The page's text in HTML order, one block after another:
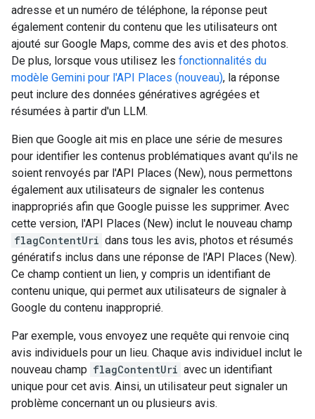
adresse et un numéro de téléphone, la réponse peut
également contenir du contenu que les utilisateurs ont
ajouté sur Google Maps, comme des avis et des photos.
De plus, lorsque vous utilisez les fonctionnalités du
modèle Gemini pour l'API Places (nouveau), la réponse
peut inclure des données génératives agrégées et
résumées à partir d'un LLM.
Bien que Google ait mis en place une série de mesures
pour identifier les contenus problématiques avant qu'ils ne
soient renvoyés par l'API Places (New), nous permettons
également aux utilisateurs de signaler les contenus
inappropriés afin que Google puisse les supprimer. Avec
cette version, l'API Places (New) inclut le nouveau champ
flagContentUri dans tous les avis, photos et résumés
génératifs inclus dans une réponse de l'API Places (New).
Ce champ contient un lien, y compris un identifiant de
contenu unique, qui permet aux utilisateurs de signaler à
Google du contenu inapproprié.
Par exemple, vous envoyez une requête qui renvoie cinq
avis individuels pour un lieu. Chaque avis individuel inclut le
nouveau champ flagContentUri avec un identifiant
unique pour cet avis. Ainsi, un utilisateur peut signaler un
problème concernant un ou plusieurs avis.